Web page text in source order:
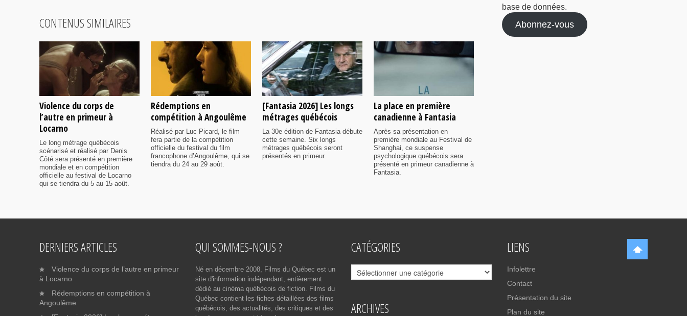
CONTENUS SIMILAIRES
Violence du corps de
l’autre en primeur à
Locarno
Le long métrage québécois
scénarisé et réalisé par Denis
Côté sera présenté en première
mondiale et en compétition
officielle au festival de Locarno
qui se tiendra du 5 au 15 août.
Rédemptions en
compétition à Angoulême
Réalisé par Luc Picard, le film
fera partie de la compétition
officielle du festival du film
francophone d’Angoulême, qui se
tiendra du 24 au 29 août.
[Fantasia 2026] Les longs
métrages québécois
La 30e édition de Fantasia débute
cette semaine. Six longs
métrages québécois seront
présentés en primeur.
La place en première
canadienne à Fantasia
Après sa présentation en
première mondiale au Festival de
Shanghai, ce suspense
psychologique québécois sera
présenté en primeur canadienne à
Fantasia.
base de données.
Abonnez-vous
DERNIERS ARTICLES
Violence du corps de l’autre en primeur
à Locarno
Rédemptions en compétition à
Angoulême
QUI SOMMES-NOUS ?
Né en décembre 2008, Films du Québec est un
site d'information indépendant, entièrement
dédié au cinéma québécois de fiction. Films du
Québec contient les fiches détaillées des films
québécois, des actualités, des critiques et des
CATÉGORIES
Catégories
ARCHIVES
LIENS
Infolettre
Contact
Présentation du site
Plan du site